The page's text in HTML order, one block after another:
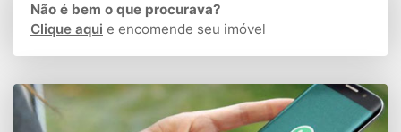
Não é bem o que procurava?
Clique aqui e encomende seu imóvel